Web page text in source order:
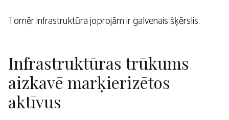
Tomēr infrastruktūra joprojām ir galvenais šķērslis.
Infrastruktūras trūkums
aizkavē marķierizētos
aktīvus